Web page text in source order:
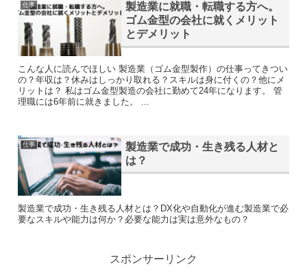
仕事
製造業に就職・転職する方へ。
ゴム金型の会社に就くメリット
とデメリット
こんな人に読んでほしい 製造業（ゴム金型製作）の仕事ってきつい
の？年収は？休みはしっかり取れる？スキルは身に付くの？他にメ
リットは？ 私はゴム金型製造の会社に勤めて24年になります。 管
理職には6年前に就きました。 ...
仕事
製造業で成功・生き残る人材と
は？
製造業で成功・生き残る人材とは？DX化や自動化が進む製造業で必
要なスキルや能力は何か？必要な能力は実は意外なもの？
スポンサーリンク